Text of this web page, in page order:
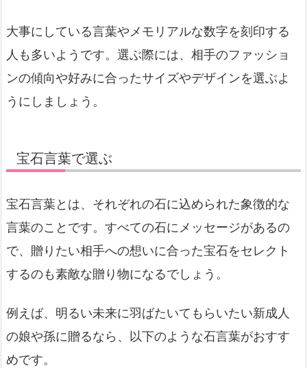
大事にしている言葉やメモリアルな数字を刻印する
人も多いようです。選ぶ際には、相手のファッショ
ンの傾向や好みに合ったサイズやデザインを選ぶよ
うにしましょう。
宝石言葉で選ぶ
宝石言葉とは、それぞれの石に込められた象徴的な
言葉のことです。すべての石にメッセージがあるの
で、贈りたい相手への想いに合った宝石をセレクト
するのも素敵な贈り物になるでしょう。
例えば、明るい未来に羽ばたいてもらいたい新成人
の娘や孫に贈るなら、以下のような石言葉がおすす
めです。